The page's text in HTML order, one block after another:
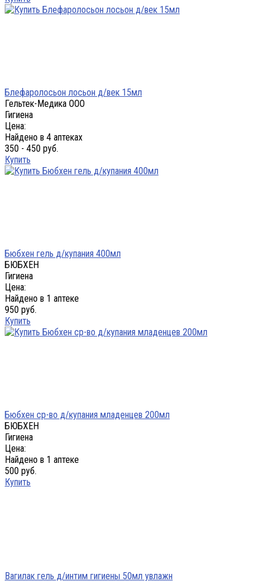
Блефаролосьон лосьон д/век 15мл
Гельтек-Медика ООО
Гигиена
Цена:
Найдено в 4 аптеках
350 - 450 руб.
Купить
Бюбхен гель д/купания 400мл
БЮБХЕН
Гигиена
Цена:
Найдено в 1 аптеке
950 руб.
Купить
Бюбхен ср-во д/купания младенцев 200мл
БЮБХЕН
Гигиена
Цена:
Найдено в 1 аптеке
500 руб.
Купить
Вагилак гель д/интим гигиены 50мл увлажн